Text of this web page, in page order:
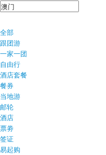
全部
跟团游
一家一团
自由行
酒店套餐
餐券
当地游
邮轮
酒店
票劵
签证
易起购